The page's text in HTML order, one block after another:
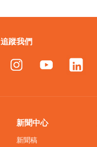
追蹤我們
新聞中心
新聞稿